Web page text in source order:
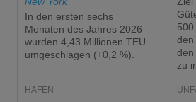
In den ersten sechs
Monaten des Jahres 2026
wurden 4,43 Millionen TEU
umgeschlagen (+0,2 %).
den
den
zu
HÄFEN